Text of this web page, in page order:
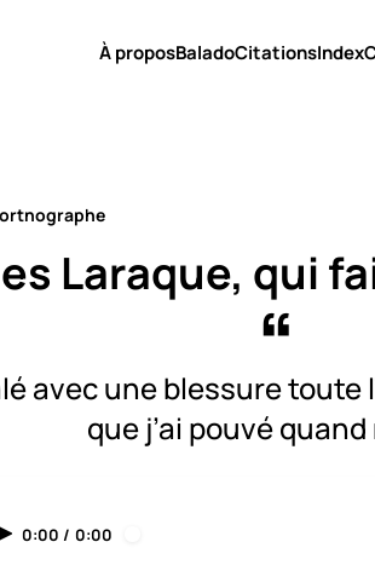
À proposBaladoCitationsIndex
Laraque, qui
avec une blessure toute
que j’ai pouvé
0:00 / 0:00